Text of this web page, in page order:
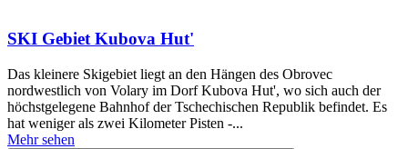
SKI Gebiet Kubova Hut'
Das kleinere Skigebiet liegt an den Hängen des Obrovec
nordwestlich von Volary im Dorf Kubova Hut', wo sich auch der
höchstgelegene Bahnhof der Tschechischen Republik befindet. Es
hat weniger als zwei Kilometer Pisten -...
Mehr sehen